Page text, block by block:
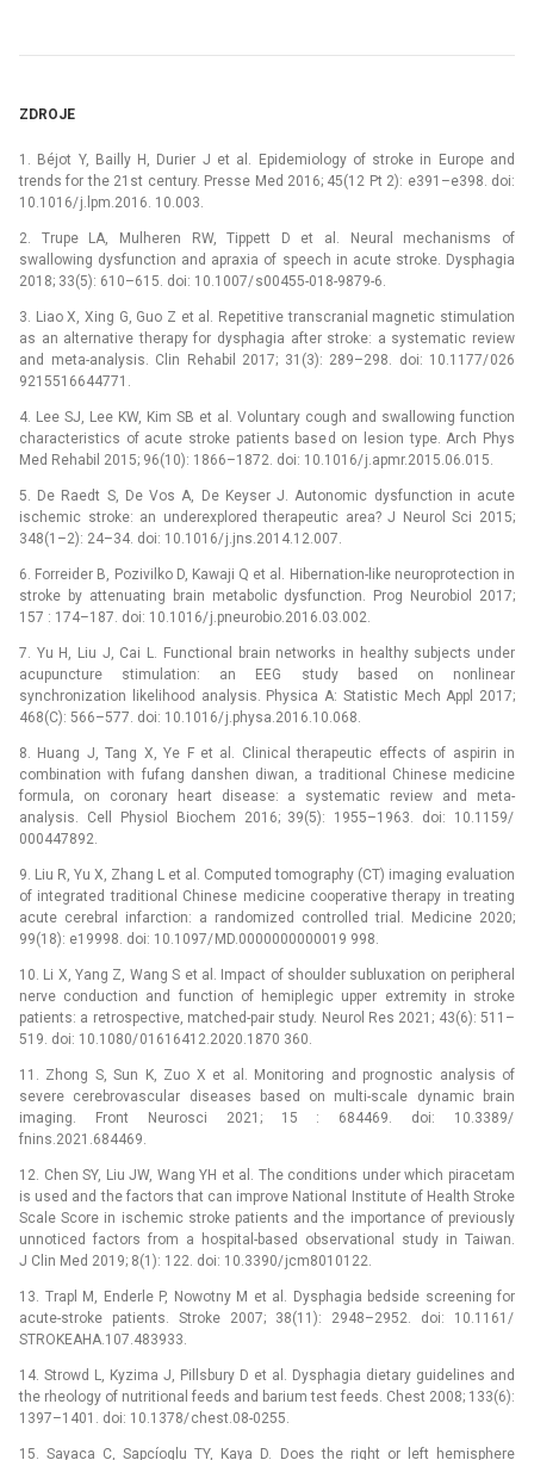
ZDROJE
1. Béjot Y, Bailly H, Durier J et al. Epidemiology of stroke in Europe and
trends for the 21st century. Presse Med 2016; 45(12 Pt 2): e391–e398. doi:
10.1016/ j.lpm.2016. 10.003.
2. Trupe LA, Mulheren RW, Tippett D et al. Neural mechanisms of
swallowing dysfunction and apraxia of speech in acute stroke. Dysphagia
2018; 33(5): 610–615. doi: 10.1007/ s00455-018-9879-6.
3. Liao X, Xing G, Guo Z et al. Repetitive transcranial magnetic stimulation
as an alternative therapy for dysphagia after stroke: a systematic review
and meta-analysis. Clin Rehabil 2017; 31(3): 289–298. doi: 10.1177/ 026
9215516644771.
4. Lee SJ, Lee KW, Kim SB et al. Voluntary cough and swallowing function
characteristics of acute stroke patients based on lesion type. Arch Phys
Med Rehabil 2015; 96(10): 1866–1872. doi: 10.1016/ j.apmr.2015.06.015.
5. De Raedt S, De Vos A, De Keyser J. Autonomic dysfunction in acute
ischemic stroke: an underexplored therapeutic area? J Neurol Sci 2015;
348(1–2): 24–34. doi: 10.1016/ j.jns.2014.12.007.
6. Forreider B, Pozivilko D, Kawaji Q et al. Hibernation-like neuroprotection in
stroke by attenuating brain metabolic dysfunction. Prog Neurobiol 2017;
157 : 174–187. doi: 10.1016/ j.pneurobio.2016.03.002.
7. Yu H, Liu J, Cai L. Functional brain networks in healthy subjects under
acupuncture stimulation: an EEG study based on nonlinear
synchronization likelihood analysis. Physica A: Statistic Mech Appl 2017;
468(C): 566–577. doi: 10.1016/ j.physa.2016.10.068.
8. Huang J, Tang X, Ye F et al. Clinical therapeutic effects of aspirin in
combination with fufang danshen diwan, a traditional Chinese medicine
formula, on coronary heart disease: a systematic review and meta-
analysis. Cell Physiol Biochem 2016; 39(5): 1955–1963. doi: 10.1159/
000447892.
9. Liu R, Yu X, Zhang L et al. Computed tomography (CT) imaging evaluation
of integrated traditional Chinese medicine cooperative therapy in treating
acute cerebral infarction: a randomized controlled trial. Medicine 2020;
99(18): e19998. doi: 10.1097/ MD.0000000000019 998.
10. Li X, Yang Z, Wang S et al. Impact of shoulder subluxation on peripheral
nerve conduction and function of hemiplegic upper extremity in stroke
patients: a retrospective, matched-pair study. Neurol Res 2021; 43(6): 511–
519. doi: 10.1080/ 01616412.2020.1870 360.
11. Zhong S, Sun K, Zuo X et al. Monitoring and prognostic analysis of
severe cerebrovascular diseases based on multi-scale dynamic brain
imaging. Front Neurosci 2021; 15 : 684469. doi: 10.3389/
fnins.2021.684469.
12. Chen SY, Liu JW, Wang YH et al. The conditions under which piracetam
is used and the factors that can improve National Institute of Health Stroke
Scale Score in ischemic stroke patients and the importance of previously
unnoticed factors from a hospital-based observational study in Taiwan.
J Clin Med 2019; 8(1): 122. doi: 10.3390/ jcm8010122.
13. Trapl M, Enderle P, Nowotny M et al. Dysphagia bedside screening for
acute-stroke patients. Stroke 2007; 38(11): 2948–2952. doi: 10.1161/
STROKEAHA.107.483933.
14. Strowd L, Kyzima J, Pillsbury D et al. Dysphagia dietary guidelines and
the rheology of nutritional feeds and barium test feeds. Chest 2008; 133(6):
1397–1401. doi: 10.1378/ chest.08-0255.
15. Sayaca C, Sapcíoglu TY, Kaya D. Does the right or left hemisphere